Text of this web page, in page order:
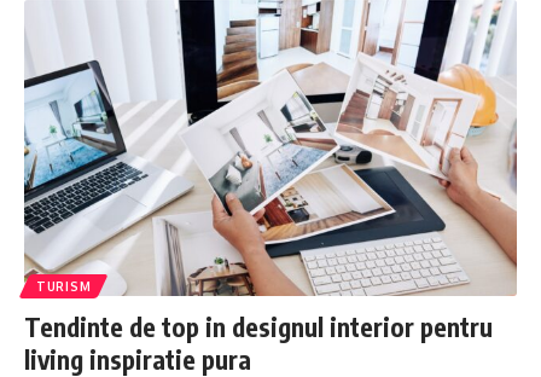
TURISM
Tendinte de top in designul interior pentru
living inspiratie pura